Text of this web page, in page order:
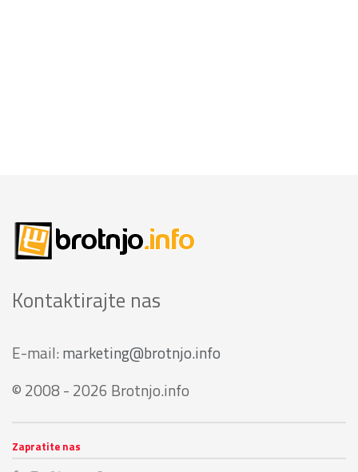
Kontaktirajte nas
E-mail: marketing@brotnjo.info
© 2008 - 2026 Brotnjo.info
Zapratite nas